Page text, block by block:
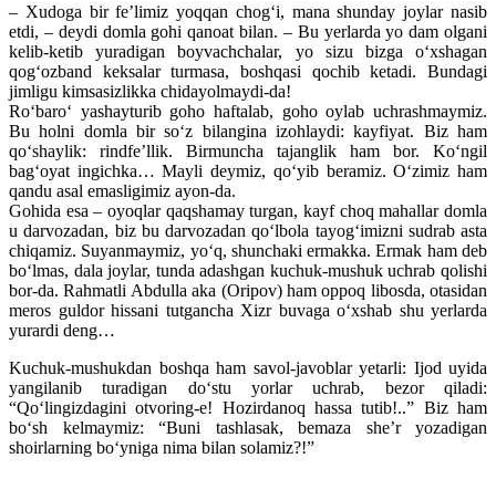
– Xudoga bir feʼlimiz yoqqan chogʻi, mana shunday joylar nasib
etdi, – deydi domla gohi qanoat bilan. – Bu yerlarda yo dam olgani
kelib-ketib yuradigan boyvachchalar, yo sizu bizga oʻxshagan
qogʻozband keksalar turmasa, boshqasi qochib ketadi. Bundagi
jimligu kimsasizlikka chidayolmaydi-da!
Roʻbaroʻ yashayturib goho haftalab, goho oylab uchrashmaymiz.
Bu holni domla bir soʻz bilangina izohlaydi: kayfiyat. Biz ham
qoʻshaylik: rindfeʼllik. Birmuncha tajanglik ham bor. Koʻngil
bagʻoyat ingichka… Mayli deymiz, qoʻyib beramiz. Oʻzimiz ham
qandu asal emasligimiz ayon-da.
Gohida esa – oyoqlar qaqshamay turgan, kayf choq mahallar domla
u darvozadan, biz bu darvozadan qoʻlbola tayogʻimizni sudrab asta
chiqamiz. Suyanmaymiz, yoʻq, shunchaki ermakka. Ermak ham deb
boʻlmas, dala joylar, tunda adashgan kuchuk-mushuk uchrab qolishi
bor-da. Rahmatli Abdulla aka (Oripov) ham oppoq libosda, otasidan
meros guldor hissani tutgancha Xizr buvaga oʻxshab shu yerlarda
yurardi deng…
Kuchuk-mushukdan boshqa ham savol-javoblar yetarli: Ijod uyida
yangilanib turadigan doʻstu yorlar uchrab, bezor qiladi:
“Qoʻlingizdagini otvoring-e! Hozirdanoq hassa tutib!..” Biz ham
boʻsh kelmaymiz: “Buni tashlasak, bemaza sheʼr yozadigan
shoirlarning boʻyniga nima bilan solamiz?!”